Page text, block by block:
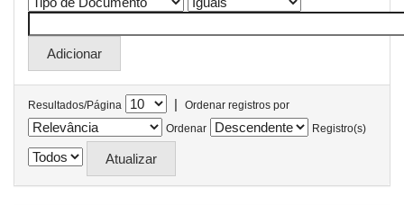
Resultados/Página |
Ordenar registros por
Ordenar
Registro(s)